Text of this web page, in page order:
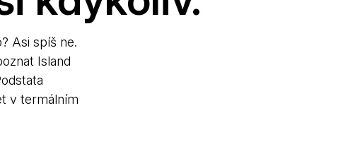
Asi spíš ne.
Island
v termálním